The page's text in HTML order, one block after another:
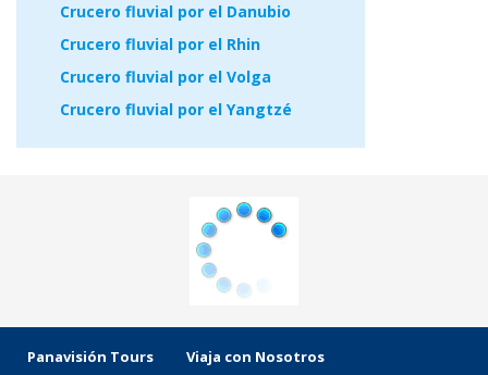
Crucero fluvial por el Danubio
Crucero fluvial por el Rhin
Crucero fluvial por el Volga
Crucero fluvial por el Yangtzé
Panavisión Tours Viaja con Nosotros